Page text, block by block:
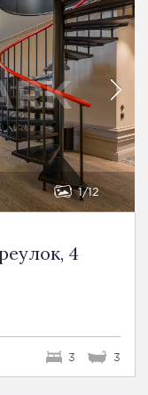
1 12
4
3 3